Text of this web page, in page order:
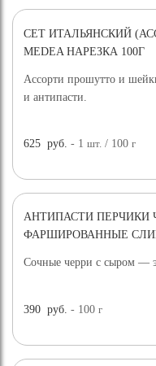
СЕТ ИТАЛЬЯНСКИЙ
MEDEA НАРЕЗКА 100Г
Ассорти прошутто и
и антипасти.
625 руб. - 1шт. / 100г
АНТИПАСТИ ПЕРЧИКИ
ФАРШИРОВАННЫЕ
Сочные черри с сыром —
390 руб. - 100г